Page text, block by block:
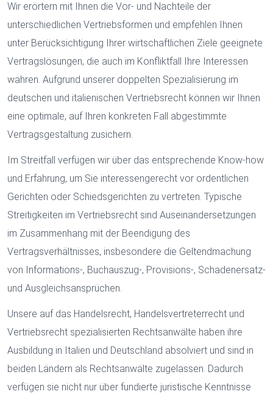
Wir erörtern mit Ihnen die Vor- und Nachteile der
unterschiedlichen Vertriebsformen und empfehlen Ihnen
unter Berücksichtigung Ihrer wirtschaftlichen Ziele geeignete
Vertragslösungen, die auch im Konfliktfall Ihre Interessen
wahren. Aufgrund unserer doppelten Spezialisierung im
deutschen und italienischen Vertriebsrecht können wir Ihnen
eine optimale, auf Ihren konkreten Fall abgestimmte
Vertragsgestaltung zusichern.
Im Streitfall verfügen wir über das entsprechende Know-how
und Erfahrung, um Sie interessengerecht vor ordentlichen
Gerichten oder Schiedsgerichten zu vertreten. Typische
Streitigkeiten im Vertriebsrecht sind Auseinandersetzungen
im Zusammenhang mit der Beendigung des
Vertragsverhältnisses, insbesondere die Geltendmachung
von Informations-, Buchauszug-, Provisions-, Schadenersatz-
und Ausgleichsansprüchen.
Unsere auf das Handelsrecht, Handelsvertreterrecht und
Vertriebsrecht spezialisierten Rechtsanwälte haben ihre
Ausbildung in Italien und Deutschland absolviert und sind in
beiden Ländern als Rechtsanwälte zugelassen. Dadurch
verfügen sie nicht nur über fundierte juristische Kenntnisse